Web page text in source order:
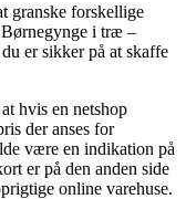
granske forskellige
i træ –
er sikker på at skaffe
hvis en netshop
der anses for
være en indikation på
er på den anden side
online varehuse.